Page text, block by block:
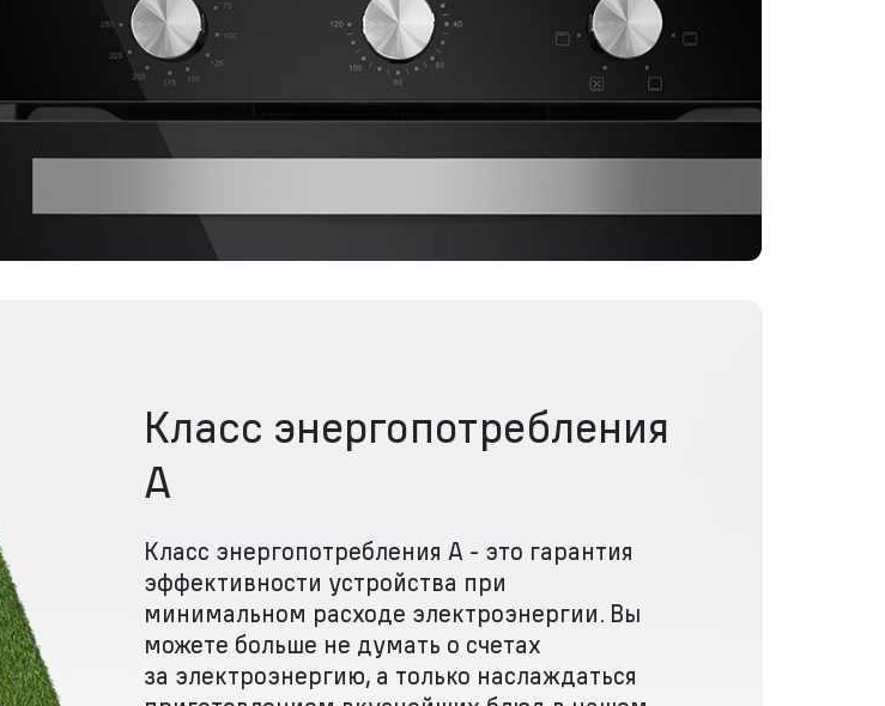
Класс энергопотребления
А
Класс энергопотребления А - это гарантия
эффективности устройства при
минимальном расходе электроэнергии. Вы
можете больше не думать о счетах
за электроэнергию, а только наслаждаться